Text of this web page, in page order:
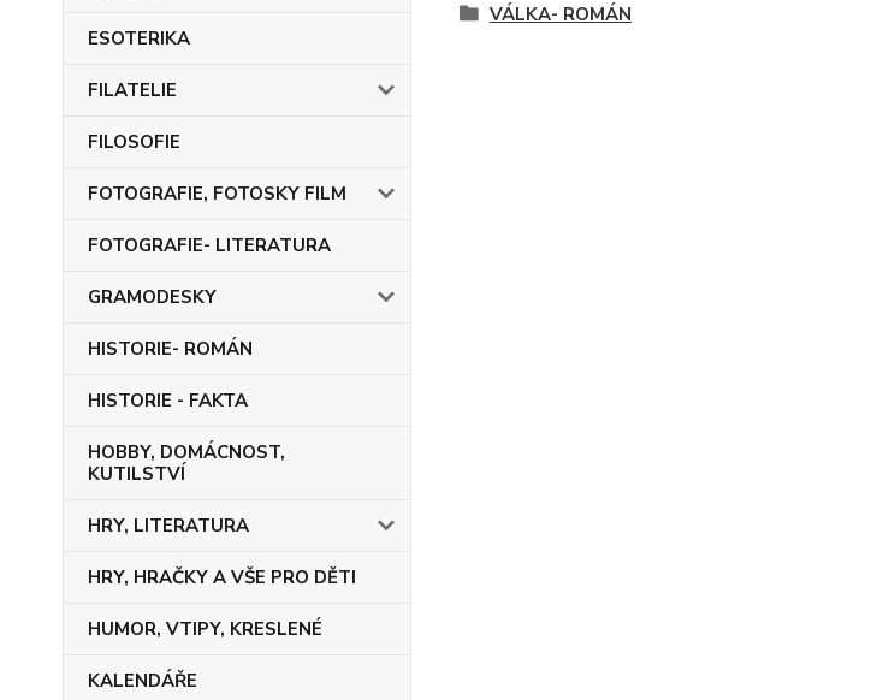
ESOTERIKA
FILATELIE
FILOSOFIE
FOTOGRAFIE, FOTOSKY FILM
FOTOGRAFIE- LITERATURA
GRAMODESKY
HISTORIE- ROMÁN
HISTORIE - FAKTA
HOBBY, DOMÁCNOST,
KUTILSTVÍ
HRY, LITERATURA
HRY, HRAČKY A VŠE PRO DĚTI
HUMOR, VTIPY, KRESLENÉ
KALENDÁŘE
VÁLKA- ROMÁN